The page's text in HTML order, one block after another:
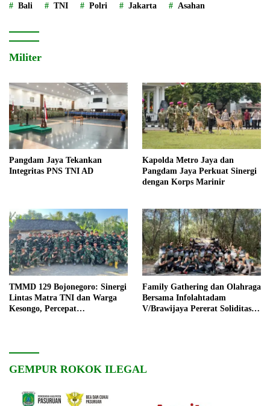
Bali TNI Polri Jakarta Asahan
Militer
Pangdam Jaya Tekankan
Integritas PNS TNI AD
Kapolda Metro Jaya dan
Pangdam Jaya Perkuat Sinergi
dengan Korps Marinir
TMMD 129 Bojonegoro: Sinergi
Lintas Matra TNI dan Warga
Kesongo, Percepat
Family Gathering dan Olahraga
Bersama Infolahtadam
V/Brawijaya Pererat Soliditas
GEMPUR ROKOK ILEGAL